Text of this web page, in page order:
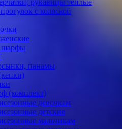
рукавицы теплые
с коляской
шарфы
панамы
(комплект)
девочкам
детские
мальчикам